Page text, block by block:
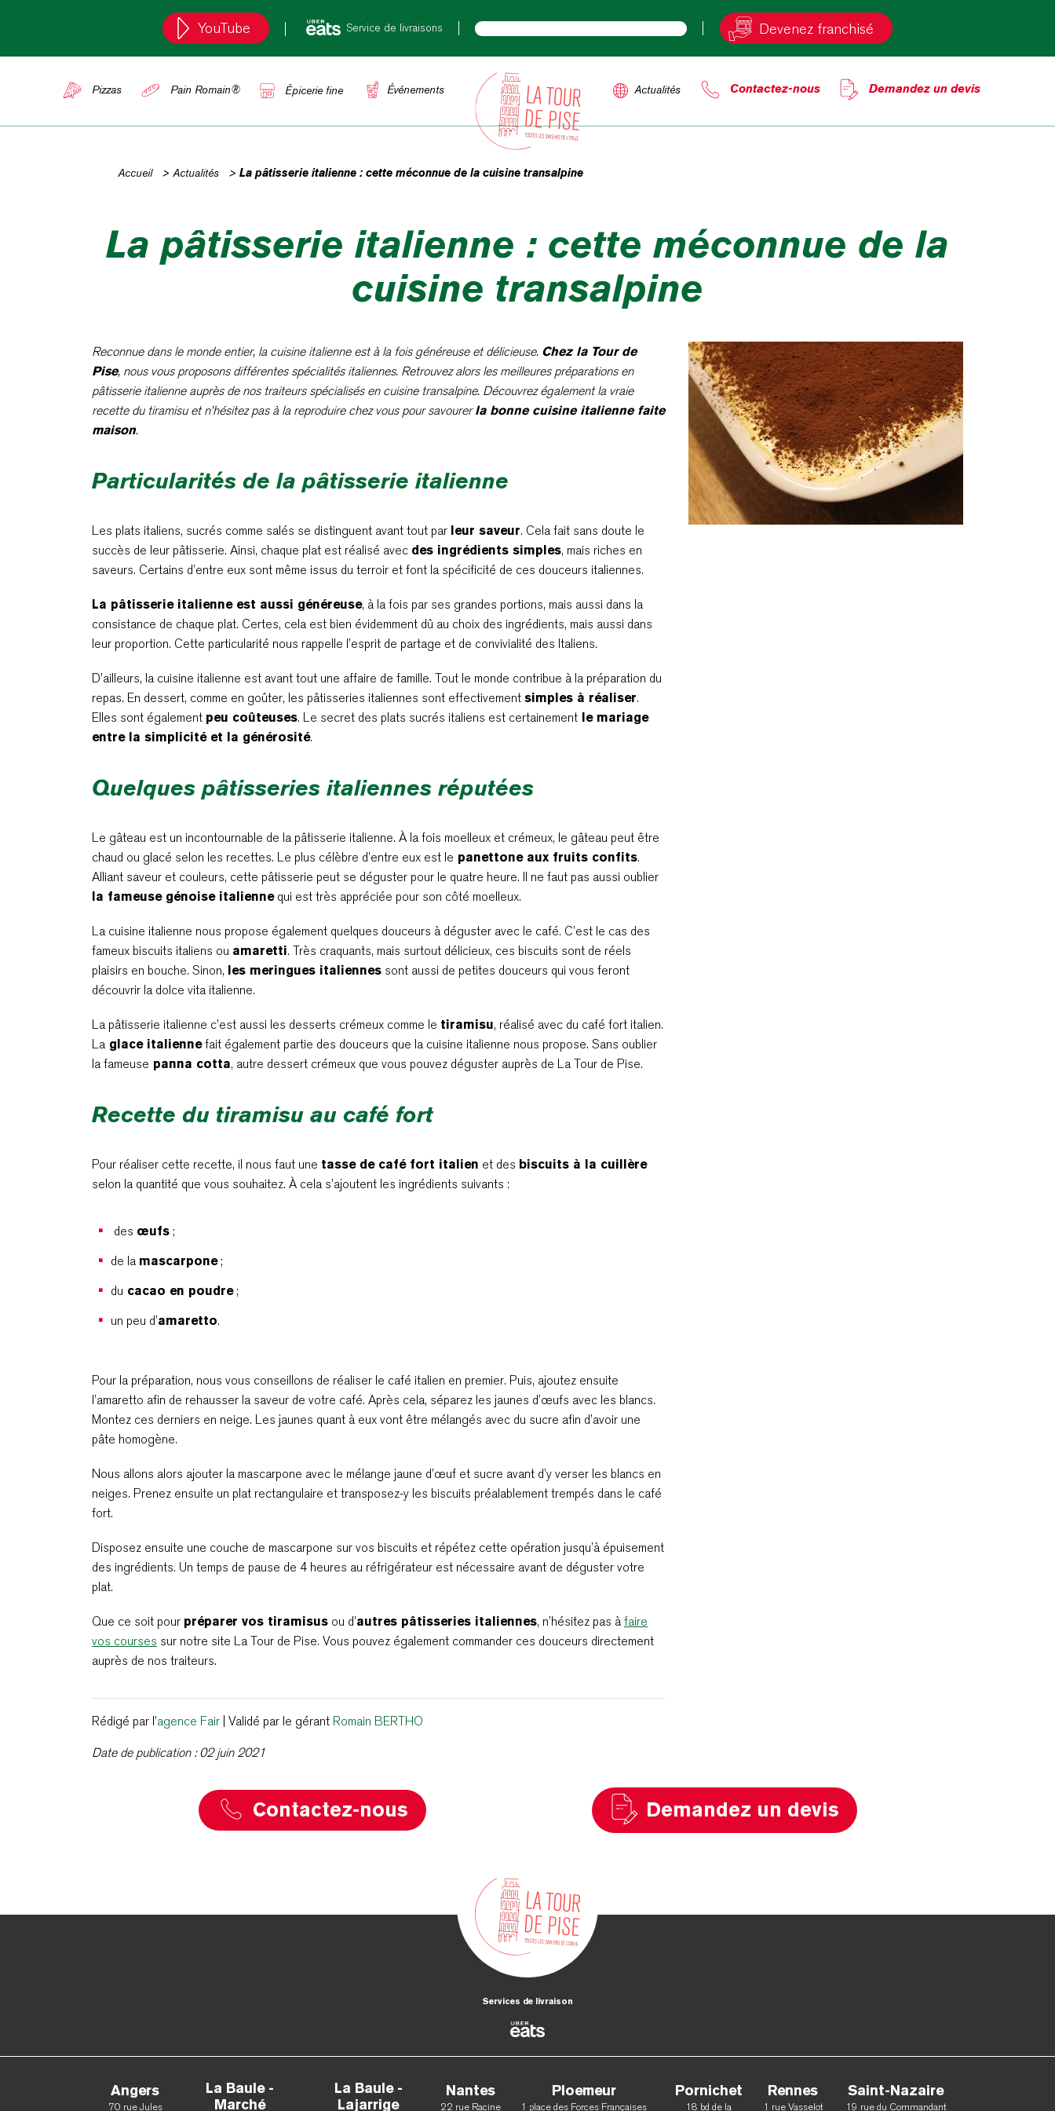
YouTube Service de livraisons Devenez franchisé
Pizzas Pain Romain® Épicerie fine Événements Actualités Contactez-nous Demandez un devis
Accueil >Actualités >La pâtisserie italienne : cette méconnue de la cuisine transalpine
La pâtisserie italienne : cette méconnue de la
cuisine transalpine
Reconnue dans le monde entier, la cuisine italienne est à la fois généreuse et délicieuse. Chez la Tour de
Pise, nous vous proposons différentes spécialités italiennes. Retrouvez alors les meilleures préparations en
pâtisserie italienne auprès de nos traiteurs spécialisés en cuisine transalpine. Découvrez également la vraie
recette du tiramisu et n’hésitez pas à la reproduire chez vous pour savourerla bonne cuisine italienne faite
maison.
Particularités de la pâtisserie italienne
Les plats italiens, sucrés comme salés se distinguent avant tout par leur saveur. Cela fait sans doute le
succès de leur pâtisserie. Ainsi, chaque plat est réalisé avec des ingrédients simples, mais riches en
saveurs. Certains d’entre eux sont même issus du terroir et font la spécificité de ces douceurs italiennes.
La pâtisserie italienne est aussi généreuse, à la fois par ses grandes portions, mais aussi dans la
consistance de chaque plat. Certes, cela est bien évidemment dû au choix des ingrédients, mais aussi dans
leur proportion. Cette particularité nous rappelle l’esprit de partage et de convivialité des Italiens.
D’ailleurs, la cuisine italienne est avant tout une affaire de famille. Tout le monde contribue à la préparation du
repas. En dessert, comme en goûter, les pâtisseries italiennes sont effectivement simples à réaliser.
Elles sont également peu coûteuses. Le secret des plats sucrés italiens est certainement le mariage
entre la simplicité et la générosité.
Quelques pâtisseries italiennes réputées
Le gâteau est un incontournable de la pâtisserie italienne. À la fois moelleux et crémeux, le gâteau peut être
chaud ou glacé selon les recettes. Le plus célèbre d’entre eux est le panettone aux fruits confits.
Alliant saveur et couleurs, cette pâtisserie peut se déguster pour le quatre heure. Il ne faut pas aussi oublier
la fameuse génoise italiennequi est très appréciée pour son côté moelleux.
La cuisine italienne nous propose également quelques douceurs à déguster avec le café. C’est le cas des
fameux biscuits italiens ou amaretti. Très craquants, mais surtout délicieux, ces biscuits sont de réels
plaisirs en bouche. Sinon, les meringues italiennes sont aussi de petites douceurs qui vous feront
découvrir la dolce vita italienne.
La pâtisserie italienne c’est aussi les desserts crémeux comme le tiramisu, réalisé avec du café fort italien.
Laglace italiennefait également partie des douceurs que la cuisine italienne nous propose. Sans oublier
la fameuse panna cotta, autre dessert crémeux que vous pouvez déguster auprès de La Tour de Pise.
Recette du tiramisu au café fort
Pour réaliser cette recette, il nous faut une tasse de café fort italien et des biscuits à la cuillère
selon la quantité que vous souhaitez. À cela s’ajoutent les ingrédients suivants :
des œufs ;
de la mascarpone;
du cacao en poudre;
un peu d’amaretto.
Pour la préparation, nous vous conseillons de réaliser le café italien en premier. Puis, ajoutez ensuite
l’amaretto afin de rehausser la saveur de votre café. Après cela, séparez les jaunes d’œufs avec les blancs.
Montez ces derniers en neige. Les jaunes quant à eux vont être mélangés avec du sucre afin d’avoir une
pâte homogène.
Nous allons alors ajouter la mascarpone avec le mélange jaune d’œuf et sucre avant d’y verser les blancs en
neiges. Prenez ensuite un plat rectangulaire et transposez-y les biscuits préalablement trempés dans le café
fort.
Disposez ensuite une couche de mascarpone sur vos biscuits et répétez cette opération jusqu’à épuisement
des ingrédients. Un temps de pause de 4 heures au réfrigérateur est nécessaire avant de déguster votre
plat.
Que ce soit pour préparer vos tiramisus ou d’autres pâtisseries italiennes, n’hésitez pas àfaire
vos courses sur notre site La Tour de Pise. Vous pouvez également commander ces douceurs directement
auprès de nos traiteurs.
Rédigé par l’agence Fair | Validé par le gérant Romain BERTHO
Date de publication : 02 juin 2021
Contactez-nous Demandez un devis
Services de livraison
Angers
70 rue Jules
La Baule -
Marché
La Baule -
Lajarrige
Nantes
22 rue Racine
Ploemeur
1 place des Forces Françaises
Pornichet
18 bd de la
Rennes
1 rue Vasselot
Saint-Nazaire
19 rue du Commandant